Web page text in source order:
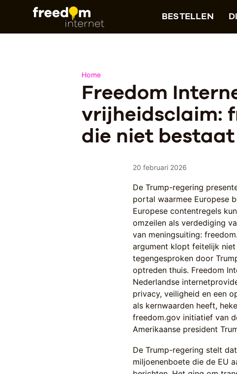
BESTELLEN
Home
Freedom
vrijheidsclaim:
die niet bestaat
20 februari 2026
De Trump-regering
portal waarmee Europese
Europese contentregels
omzeilen als verdediging
van meningsuiting:
argument klopt feitelijk
tegengesproken door
optreden thuis. Freedom
Nederlandse
privacy, veiligheid en een
als kernwaarden heeft,
freedom.gov initiatief van
Amerikaanse president
De Trump-regering stelt
miljoenenboete die de EU